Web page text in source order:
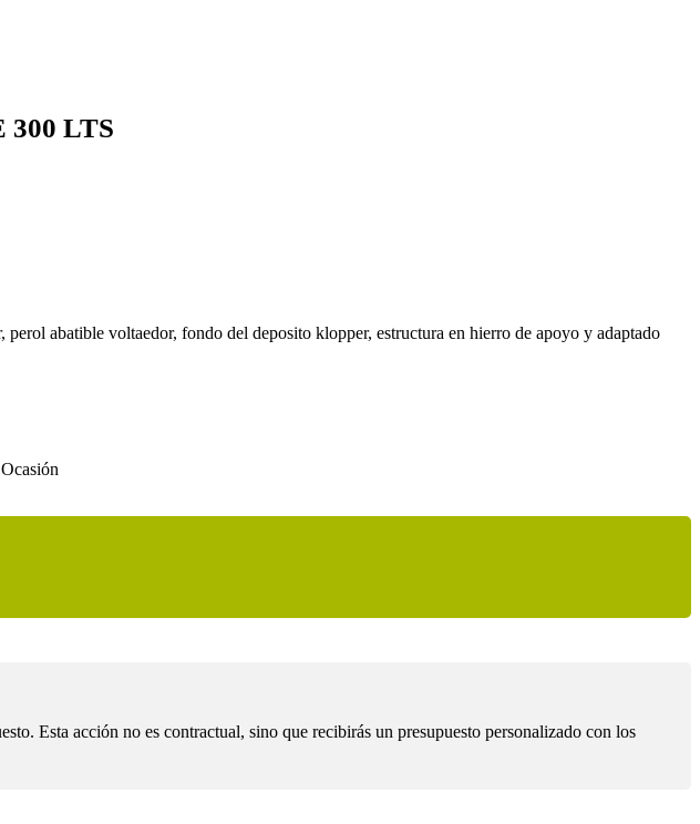
300 LTS
abatible voltaedor, fondo del deposito klopper, estructura en hierro de apoyo y adaptado
Ocasión
Esta acción no es contractual, sino que recibirás un presupuesto personalizado con los